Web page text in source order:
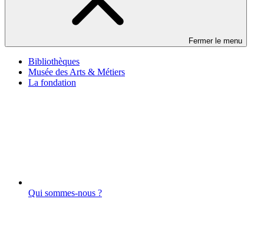
Fermer le menu
Bibliothèques
Musée des Arts & Métiers
La fondation
Qui sommes-nous ?